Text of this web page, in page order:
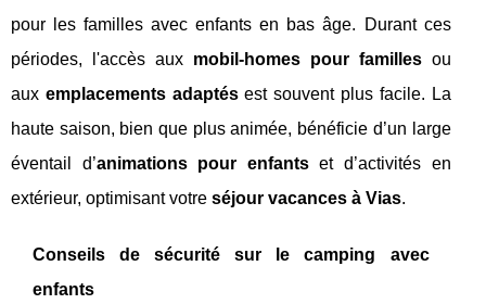
pour les familles avec enfants en bas âge. Durant ces
périodes, l'accès aux mobil-homes pour famillesou
aux emplacements adaptésest souvent plus facile. La
haute saison, bien que plus animée, bénéficie d’un large
éventail d’animations pour enfantset d’activités en
extérieur, optimisant votre séjour vacances à Vias.
Conseils de sécurité sur le camping avec
enfants